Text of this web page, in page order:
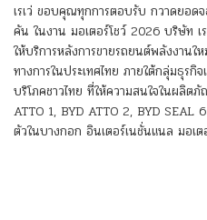
เรเว่ ขอบคุณทุกการตอบรับ กวาดยอด
คัน ในงาน มอเตอร์โชว์ 2026 บริษัท เ
ให้บริการหลังการขายรถยนต์พลังงานใ
ทางการในประเทศไทย ภายใต้กลุ่มธุร
บริโภคชาวไทย ที่ให้ความสนใจในผลิ
ATTO 1, BYD ATTO 2, BYD SEAL
ตัวในบางกอก อินเตอร์เนชั่นแนล มอเ